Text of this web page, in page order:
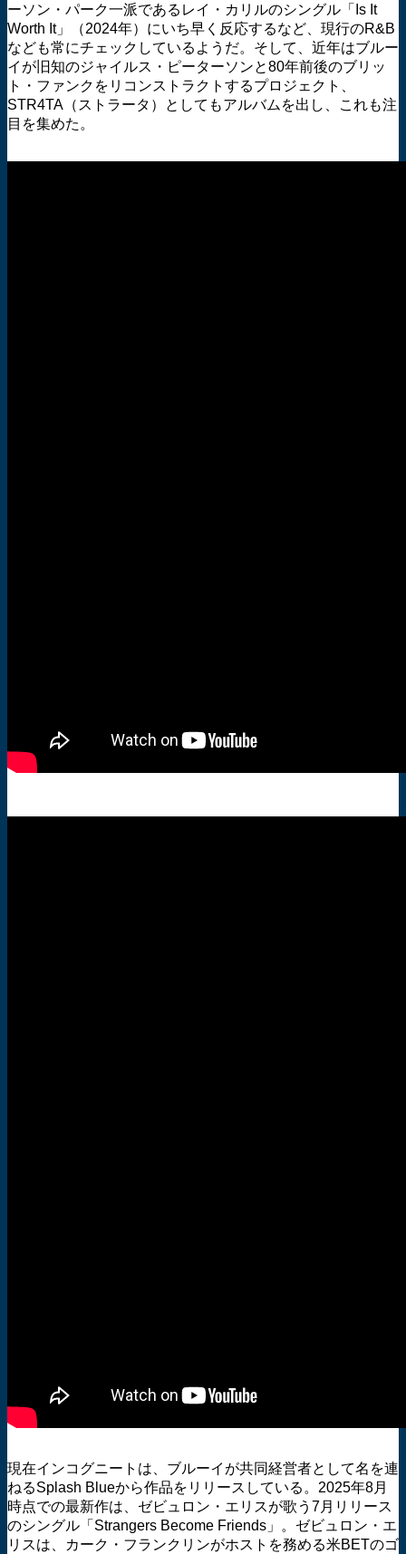
ーソン・パーク一派であるレイ・カリルのシングル「Is It
Worth It」（2024年）にいち早く反応するなど、現行のR&B
なども常にチェックしているようだ。そして、近年はブルー
イが旧知のジャイルス・ピーターソンと80年前後のブリッ
ト・ファンクをリコンストラクトするプロジェクト、
STR4TA（ストラータ）としてもアルバムを出し、これも注
目を集めた。
現在インコグニートは、ブルーイが共同経営者として名を連
ねるSplash Blueから作品をリリースしている。2025年8月
時点での最新作は、ゼビュロン・エリスが歌う7月リリース
のシングル「Strangers Become Friends」。ゼビュロン・エ
リスは、カーク・フランクリンがホストを務める米BETのゴ